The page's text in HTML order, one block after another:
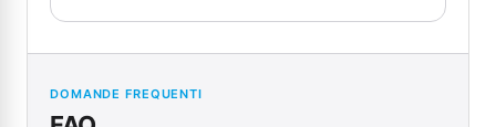
DOMANDE FREQUENTI